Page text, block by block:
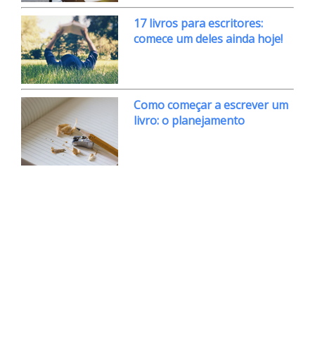
17 livros para escritores:
comece um deles ainda hoje!
Como começar a escrever um
livro: o planejamento